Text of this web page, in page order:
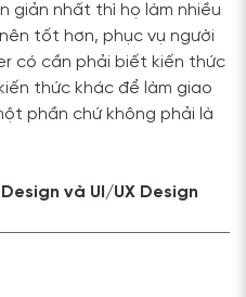
giản nhất thì họ làm nhiều
tốt hơn, phục vụ người
có cần phải biết kiến thức
thức khác để làm giao
phần chứ không phải là
và UI/UX Design